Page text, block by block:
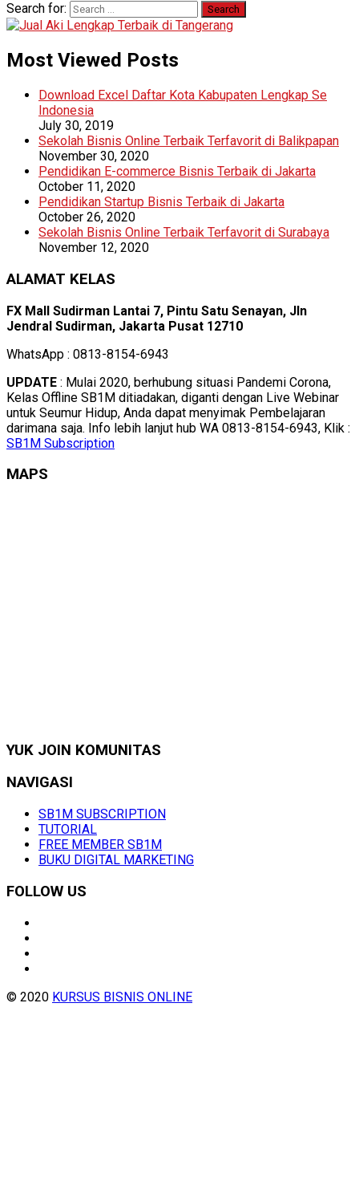
Search for:
Most Viewed Posts
Download Excel Daftar Kota Kabupaten Lengkap Se
Indonesia
July 30, 2019
Sekolah Bisnis Online Terbaik Terfavorit di Balikpapan
November 30, 2020
Pendidikan E-commerce Bisnis Terbaik di Jakarta
October 11, 2020
Pendidikan Startup Bisnis Terbaik di Jakarta
October 26, 2020
Sekolah Bisnis Online Terbaik Terfavorit di Surabaya
November 12, 2020
ALAMAT KELAS
FX Mall Sudirman Lantai 7, Pintu Satu Senayan, Jln
Jendral Sudirman, Jakarta Pusat 12710
WhatsApp : 0813-8154-6943
UPDATE : Mulai 2020, berhubung situasi Pandemi Corona,
Kelas Offline SB1M ditiadakan, diganti dengan Live Webinar
untuk Seumur Hidup, Anda dapat menyimak Pembelajaran
darimana saja. Info lebih lanjut hub WA 0813-8154-6943, Klik :
SB1M Subscription
MAPS
YUK JOIN KOMUNITAS
NAVIGASI
SB1M SUBSCRIPTION
TUTORIAL
FREE MEMBER SB1M
BUKU DIGITAL MARKETING
FOLLOW US
© 2020 KURSUS BISNIS ONLINE